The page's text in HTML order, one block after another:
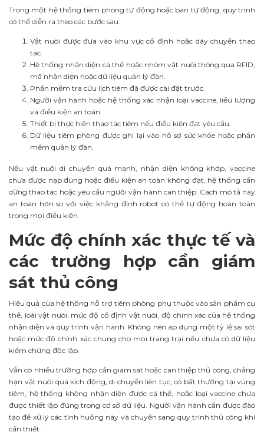
Trong một hệ thống tiêm phòng tự động hoặc bán tự động, quy trình
có thể diễn ra theo các bước sau:
Vật nuôi được đưa vào khu vực cố định hoặc dây chuyền thao
tác.
Hệ thống nhận diện cá thể hoặc nhóm vật nuôi thông qua RFID,
mã nhận diện hoặc dữ liệu quản lý đàn.
Phần mềm tra cứu lịch tiêm đã được cài đặt trước.
Người vận hành hoặc hệ thống xác nhận loại vaccine, liều lượng
và điều kiện an toàn.
Thiết bị thực hiện thao tác tiêm nếu điều kiện đạt yêu cầu.
Dữ liệu tiêm phòng được ghi lại vào hồ sơ sức khỏe hoặc phần
mềm quản lý đàn.
Nếu vật nuôi di chuyển quá mạnh, nhận diện không khớp, vaccine
chưa được nạp đúng hoặc điều kiện an toàn không đạt, hệ thống cần
dừng thao tác hoặc yêu cầu người vận hành can thiệp. Cách mô tả này
an toàn hơn so với việc khẳng định robot có thể tự động hoàn toàn
trong mọi điều kiện.
Mức độ chính xác thực tế và
các trường hợp cần giám
sát thủ công
Hiệu quả của hệ thống hỗ trợ tiêm phòng phụ thuộc vào sản phẩm cụ
thể, loài vật nuôi, mức độ cố định vật nuôi, độ chính xác của hệ thống
nhận diện và quy trình vận hành. Không nên áp dụng một tỷ lệ sai sót
hoặc mức độ chính xác chung cho mọi trang trại nếu chưa có dữ liệu
kiểm chứng độc lập.
Vẫn có nhiều trường hợp cần giám sát hoặc can thiệp thủ công, chẳng
hạn vật nuôi quá kích động, di chuyển liên tục, có bất thường tại vùng
tiêm, hệ thống không nhận diện được cá thể, hoặc loại vaccine chưa
được thiết lập đúng trong cơ sở dữ liệu. Người vận hành cần được đào
tạo để xử lý các tình huống này và chuyển sang quy trình thủ công khi
cần thiết.